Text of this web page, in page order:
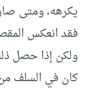
يكرهه، ومتى
فقد انعكس
ولكن إذا حصل
كان في السلف